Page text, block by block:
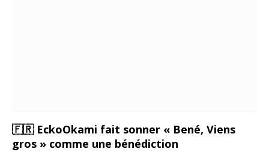
🇫🇷 EckoOkami fait sonner « Bené, Viens
gros » comme une bénédiction